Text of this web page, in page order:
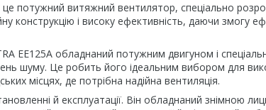
потужний витяжний вентилятор, спеціально
конструкцію і високу ефективність, даючи змогу
EЕ125A обладнаний потужним двигуном і
шуму. Це робить його ідеальним вибором для
місцях, де потрібна надійна вентиляція.
й експлуатації. Він обладнаний знімною